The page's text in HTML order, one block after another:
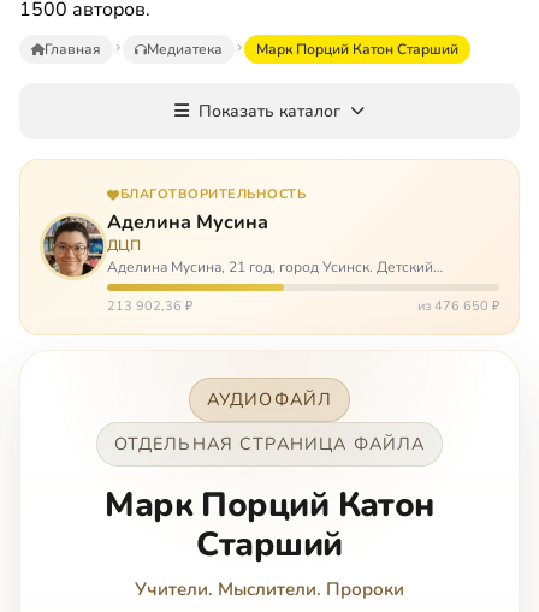
1500 авторов.
Главная Медиатека Марк Порций Катон Старший
Показать каталог
БЛАГОТВОРИТЕЛЬНОСТЬ
Аделина Мусина
ДЦП
Аделина Мусина, 21 год, город Усинск. Детский
церебральный паралич, передвигается на ходунках или
коляске. Аделине требуется помощь, чтобы ноги
213 902,36 ₽ из 476 650 ₽
АУДИОФАЙЛ
ОТДЕЛЬНАЯ СТРАНИЦА ФАЙЛА
Марк Порций Катон
Старший
Учители. Мыслители. Пророки